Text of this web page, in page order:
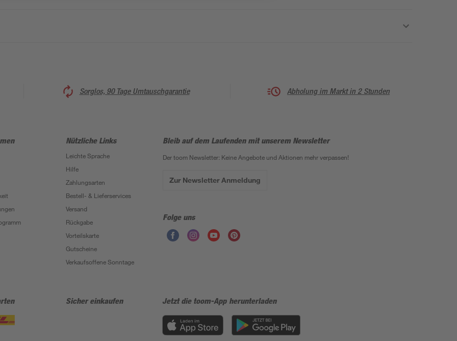
Sorglos, 90 Tage Umtauschgarantie Abholung im Markt in 2 Stunden
Nützliche Links
Leichte Sprache
Hilfe
Zahlungsarten
Bestell- & Lieferservices
Versand
Rückgabe
Vorteilskarte
Gutscheine
Verkaufsoffene Sonntage
Bleib auf dem Laufenden mit unserem Newsletter
Der toom Newsletter: Keine Angebote und Aktionen mehr verpassen!
Zur Newsletter Anmeldung
Folge uns
Sicher einkaufen Jetzt die toom-App herunterladen